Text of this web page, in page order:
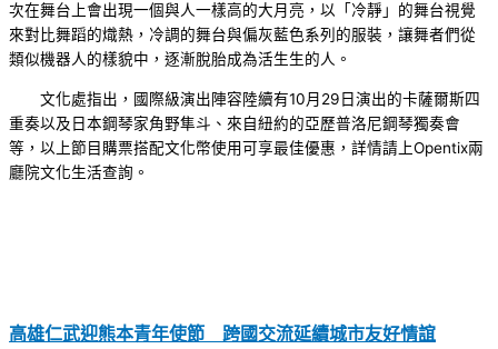
次在舞台上會出現一個與人一樣高的大月亮，以「冷靜」的舞台視覺
來對比舞蹈的熾熱，冷調的舞台與偏灰藍色系列的服裝，讓舞者們從
類似機器人的樣貌中，逐漸脫胎成為活生生的人。
文化處指出，國際級演出陣容陸續有10月29日演出的卡薩爾斯四
重奏以及日本鋼琴家角野隼斗、來自紐約的亞歷普洛尼鋼琴獨奏會
等，以上節目購票搭配文化幣使用可享最佳優惠，詳情請上Opentix兩
廳院文化生活查詢。
高雄仁武迎熊本青年使節 跨國交流延續城市友好情誼